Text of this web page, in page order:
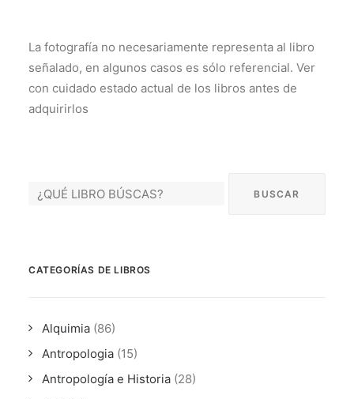
La fotografía no necesariamente representa al libro
señalado, en algunos casos es sólo referencial. Ver
con cuidado estado actual de los libros antes de
adquirirlos
CATEGORÍAS DE LIBROS
Alquimia (86)
Antropologia (15)
Antropología e Historia (28)